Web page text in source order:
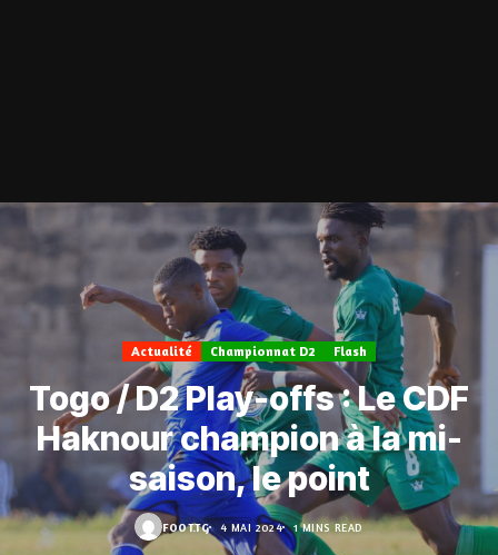
Actualité Championnat D2 Flash
Togo / D2 Play-offs : Le CDF
Haknour champion à la mi-
saison, le point
FOOT.TG 4 MAI 2024 1 MINS READ